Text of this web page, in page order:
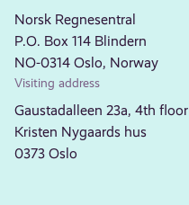
Norsk Regnesentral
P.O. Box 114 Blindern
NO-0314 Oslo, Norway
Visiting address
Gaustadalleen 23a, 4th floor
Kristen Nygaards hus
0373 Oslo